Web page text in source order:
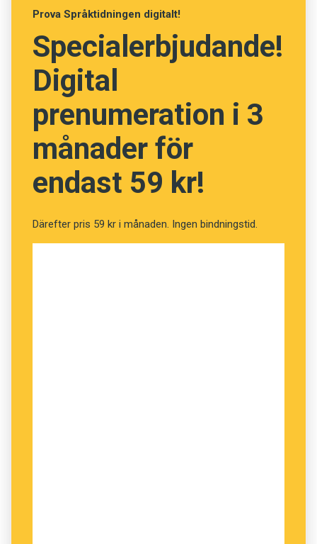
Prova Språktidningen digitalt!
Specialerbjudande!
Digital
prenumeration i 3
månader för
endast 59 kr!
Därefter pris 59 kr i månaden. Ingen bindningstid.